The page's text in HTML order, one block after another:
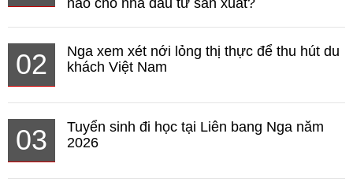
nào cho nhà đầu tư sản xuất?
02
Nga xem xét nới lỏng thị thực để thu hút du
khách Việt Nam
03
Tuyển sinh đi học tại Liên bang Nga năm
2026